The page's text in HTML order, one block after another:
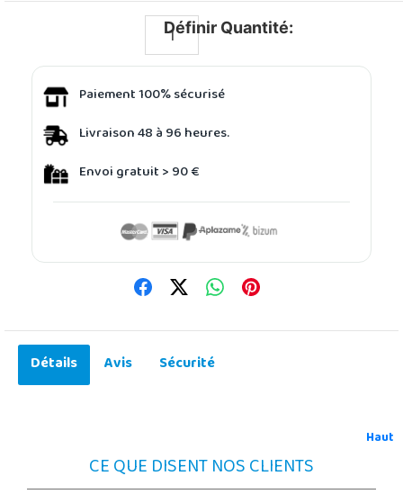
Définir Quantité:
Paiement 100% sécurisé
Livraison 48 à 96 heures.
Envoi gratuit > 90 €
Détails Avis Sécurité
Haut
CE QUE DISENT NOS CLIENTS